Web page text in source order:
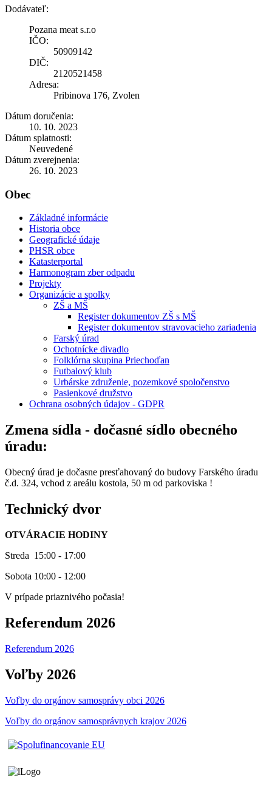
Dodávateľ:
Pozana meat s.r.o
IČO:
50909142
DIČ:
2120521458
Adresa:
Pribinova 176, Zvolen
Dátum doručenia:
10. 10. 2023
Dátum splatnosti:
Neuvedené
Dátum zverejnenia:
26. 10. 2023
Obec
Základné informácie
Historia obce
Geografické údaje
PHSR obce
Katasterportal
Harmonogram zber odpadu
Projekty
Organizácie a spolky
ZŠ a MŠ
Register dokumentov ZŠ s MŠ
Register dokumentov stravovacieho zariadenia
Farský úrad
Ochotnícke divadlo
Folklórna skupina Priechoďan
Futbalový klub
Urbárske združenie, pozemkové spoločenstvo
Pasienkové družstvo
Ochrana osobných údajov - GDPR
Zmena sídla - dočasné sídlo obecného
úradu:
Obecný úrad je dočasne presťahovaný do budovy Farského úradu
č.d. 324, vchod z areálu kostola, 50 m od parkoviska !
Technický dvor
OTVÁRACIE HODINY
Streda 15:00 - 17:00
Sobota 10:00 - 12:00
V prípade priaznivého počasia!
Referendum 2026
Referendum 2026
Voľby 2026
Voľby do orgánov samosprávy obci 2026
Voľby do orgánov samosprávnych krajov 2026